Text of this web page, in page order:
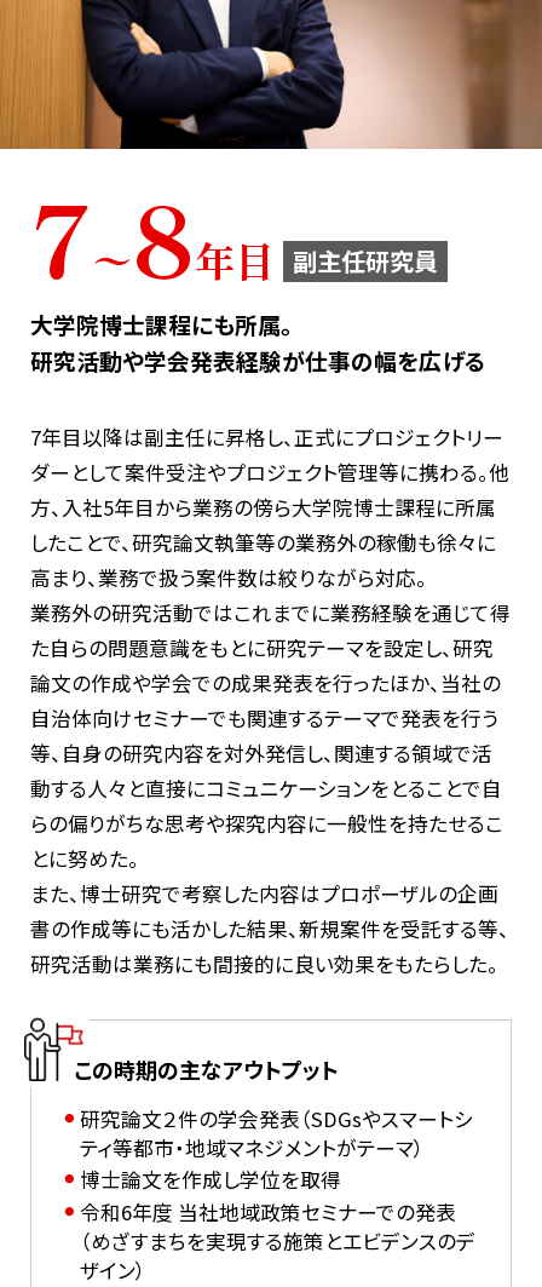
7〜8年目 副主任研究員
大学院博士課程にも所属。
研究活動や学会発表経験が仕事の幅を広げる
7年目以降は副主任に昇格し、正式にプロジェクトリー
ダーとして案件受注やプロジェクト管理等に携わる。他
方、入社5年目から業務の傍ら大学院博士課程に所属
したことで、研究論文執筆等の業務外の稼働も徐々に
高まり、業務で扱う案件数は絞りながら対応。
業務外の研究活動ではこれまでに業務経験を通じて得
た自らの問題意識をもとに研究テーマを設定し、研究
論文の作成や学会での成果発表を行ったほか、当社の
自治体向けセミナーでも関連するテーマで発表を行う
等、自身の研究内容を対外発信し、関連する領域で活
動する人々と直接にコミュニケーションをとることで自
らの偏りがちな思考や探究内容に一般性を持たせるこ
とに努めた。
また、博士研究で考察した内容はプロポーザルの企画
書の作成等にも活かした結果、新規案件を受託する等、
研究活動は業務にも間接的に良い効果をもたらした。
この時期の主なアウトプット
研究論文２件の学会発表（SDGsやスマートシ
ティ等都市・地域マネジメントがテーマ）
博士論文を作成し学位を取得
令和6年度 当社地域政策セミナーでの発表
（めざすまちを実現する施策とエビデンスのデ
ザイン）